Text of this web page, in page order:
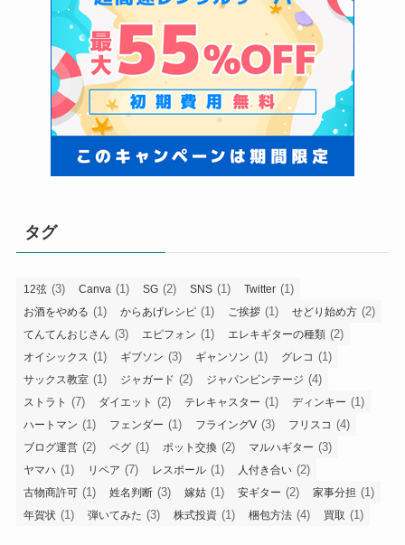
タグ
12弦 (3) Canva (1) SG (2) SNS (1) Twitter (1)
お酒をやめる (1) からあげレシピ (1) ご挨拶 (1) せどり始め方 (2)
てんてんおじさん (3) エピフォン (1) エレキギターの種類 (2)
オイシックス (1) ギブソン (3) ギャンソン (1) グレコ (1)
サックス教室 (1) ジャガード (2) ジャパンビンテージ (4)
ストラト (7) ダイエット (2) テレキャスター (1) ディンキー (1)
ハートマン (1) フェンダー (1) フライングV (3) フリスコ (4)
ブログ運営 (2) ペグ (1) ポット交換 (2) マルハギター (3)
ヤマハ (1) リペア (7) レスポール (1) 人付き合い (2)
古物商許可 (1) 姓名判断 (3) 嫁姑 (1) 安ギター (2) 家事分担 (1)
年賀状 (1) 弾いてみた (3) 株式投資 (1) 梱包方法 (4) 買取 (1)